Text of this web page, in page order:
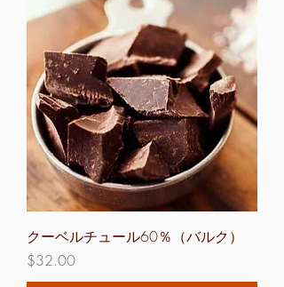
クーベルチュール60％（バルク）
価格
$32.00